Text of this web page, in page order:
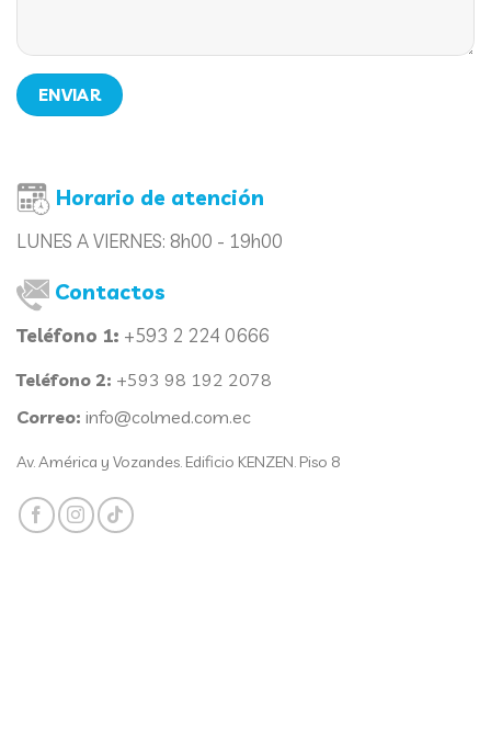
Horario de atención
LUNES A VIERNES: 8h00 - 19h00
Contactos
Teléfono 1: +593 2 224 0666
Teléfono 2: +593 98 192 2078
Correo: info@colmed.com.ec
Av. América y Vozandes. Edificio KENZEN. Piso 8